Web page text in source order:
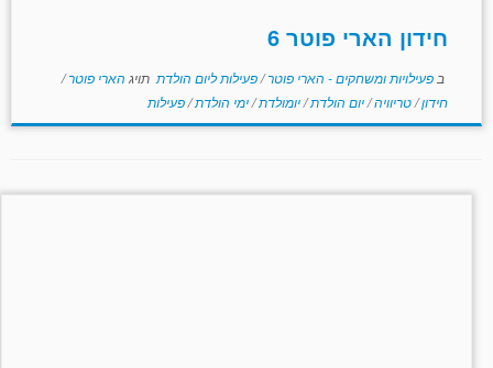
חידון הארי פוטר 6
ב פעילויות ומשחקים - הארי פוטר/פעילות ליום הולדת תויג הארי פוטר/
חידון/טריוויה/יום הולדת/יומולדת/ימי הולדת/פעילות